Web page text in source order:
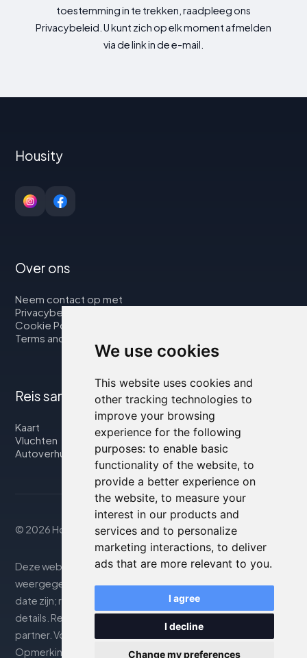
We use cookies
This website uses cookies and
other tracking technologies to
improve your browsing
experience for the following
purposes: to enable basic
functionality of the website, to
provide a better experience on
the website, to measure your
interest in our products and
services and to personalize
marketing interactions, to deliver
ads that are more relevant to you.
I agree
I decline
Change my preferences
toestemming in te trekken, raadpleeg ons
Privacybeleid. U kunt zich op elk moment afmelden
via de link in de e-mail.
Housity
Over ons
Neem contact op met
Privacybeleid
Cookie Policy
Terms and Conditions
Reis samen met ons
Kaart
Vluchten
Autoverhuur
© 2026 Housity.net
Deze website biedt informatie uitsluitend ter. De
weergegeven informatie kan onnauwkeurig of niet up-to-
date zijn; raadpleeg de officiële website voor nauwkeurige
details. Reserveringen worden afgehandeld door onze
partner. Voor meer details, zie de sectie Juridische
Opmerkingen